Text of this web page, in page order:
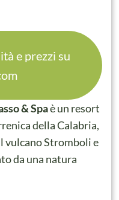
e prezzi su
& Spaè un resort
della Calabria,
vulcano Stromboli e
da una natura